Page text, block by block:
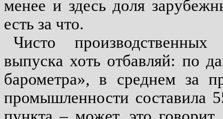
менее и здесь доля
есть за что.
Чисто
выпуска хоть отбавляй: по
барометра», в среднем за
промышленности составила